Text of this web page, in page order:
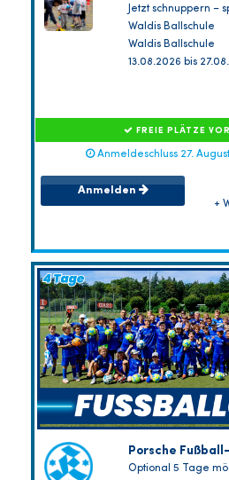
Jetzt schnuppern –
Waldis Ballschule
Waldis Ballschule
13.08.2026 bis
FREIE PLÄTZE
Anmeldeschluss 27.
Anmelden
+
Porsche
Optional 5 Tage